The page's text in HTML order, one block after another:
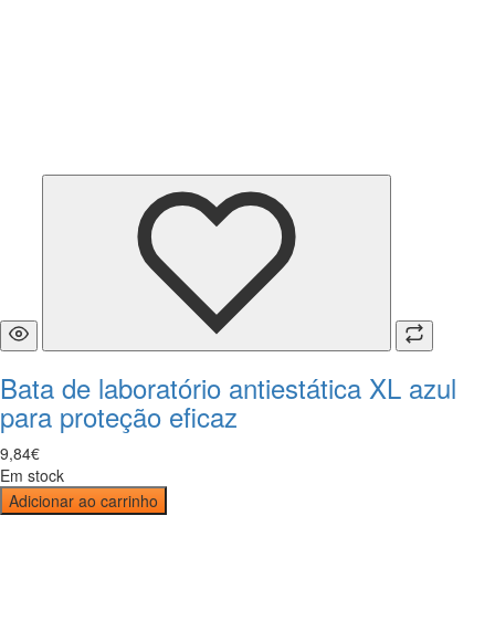
Bata de laboratório antiestática XL azul
para proteção eficaz
9,84€
Em stock
Adicionar ao carrinho